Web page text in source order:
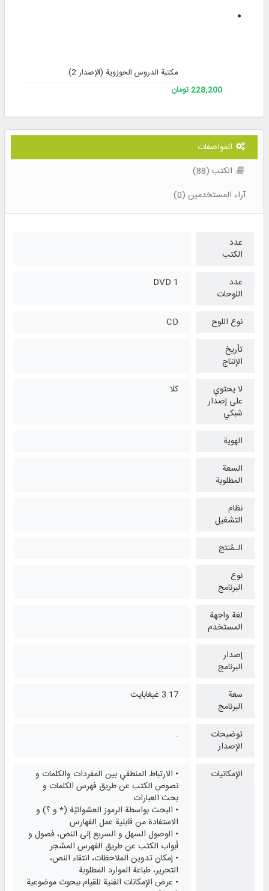
مكتبة الدروس الحوزوية (الإصدار 2).
228,200 تومان
المواصفات
الكتب (88)
آراء المستخدمين (0)
عدد
الكتب
عدد
اللوحات
1 DVD
نوع اللوح
CD
تأريخ
الإنتاج
لا يحتوي
على إصدار
شبكي
كلا
الهوية
السعة
المطلوبة
نظام
التشغیل
الـمُنتج
نوع
البرنامج
لغة واجهة
المستخدم
إصدار
البرنامج
سعة
البرنامج
3.17 غيغابايت
توضيحات
الإصدار
.
الإمكانيات
• الارتباط المنطقي بین المفردات والكلمات و
نصوص الكتب عن طریق فهرس الكلمات و
بحث العبارات
• البحث بواسطة الرموز العشوائيُة (* و ؟) و
الاستفادة من قابلیة عمل الفهارس
• الوصول السهل و السریع إلی النص، فصول و
أبواب الكتب عن طریق الفهرس المشجر
• إمكان تدوین الملاحظات، انتقاء النص،
التحریر، طباعة الموارد المطلوبة
• عرض الإمكانات الفنیة للقیام ببحوث موضوعیة